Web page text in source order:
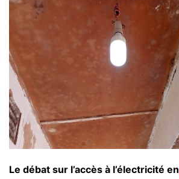
Le débat sur l’accès à l’électricité en